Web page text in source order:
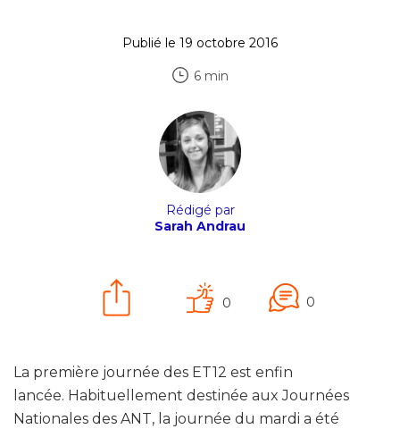
Publié le 19 octobre 2016
6 min
Rédigé par
Sarah Andrau
0 0
La première journée des ET12 est enfin
lancée. Habituellement destinée aux Journées
Nationales des ANT, la journée du mardi a été